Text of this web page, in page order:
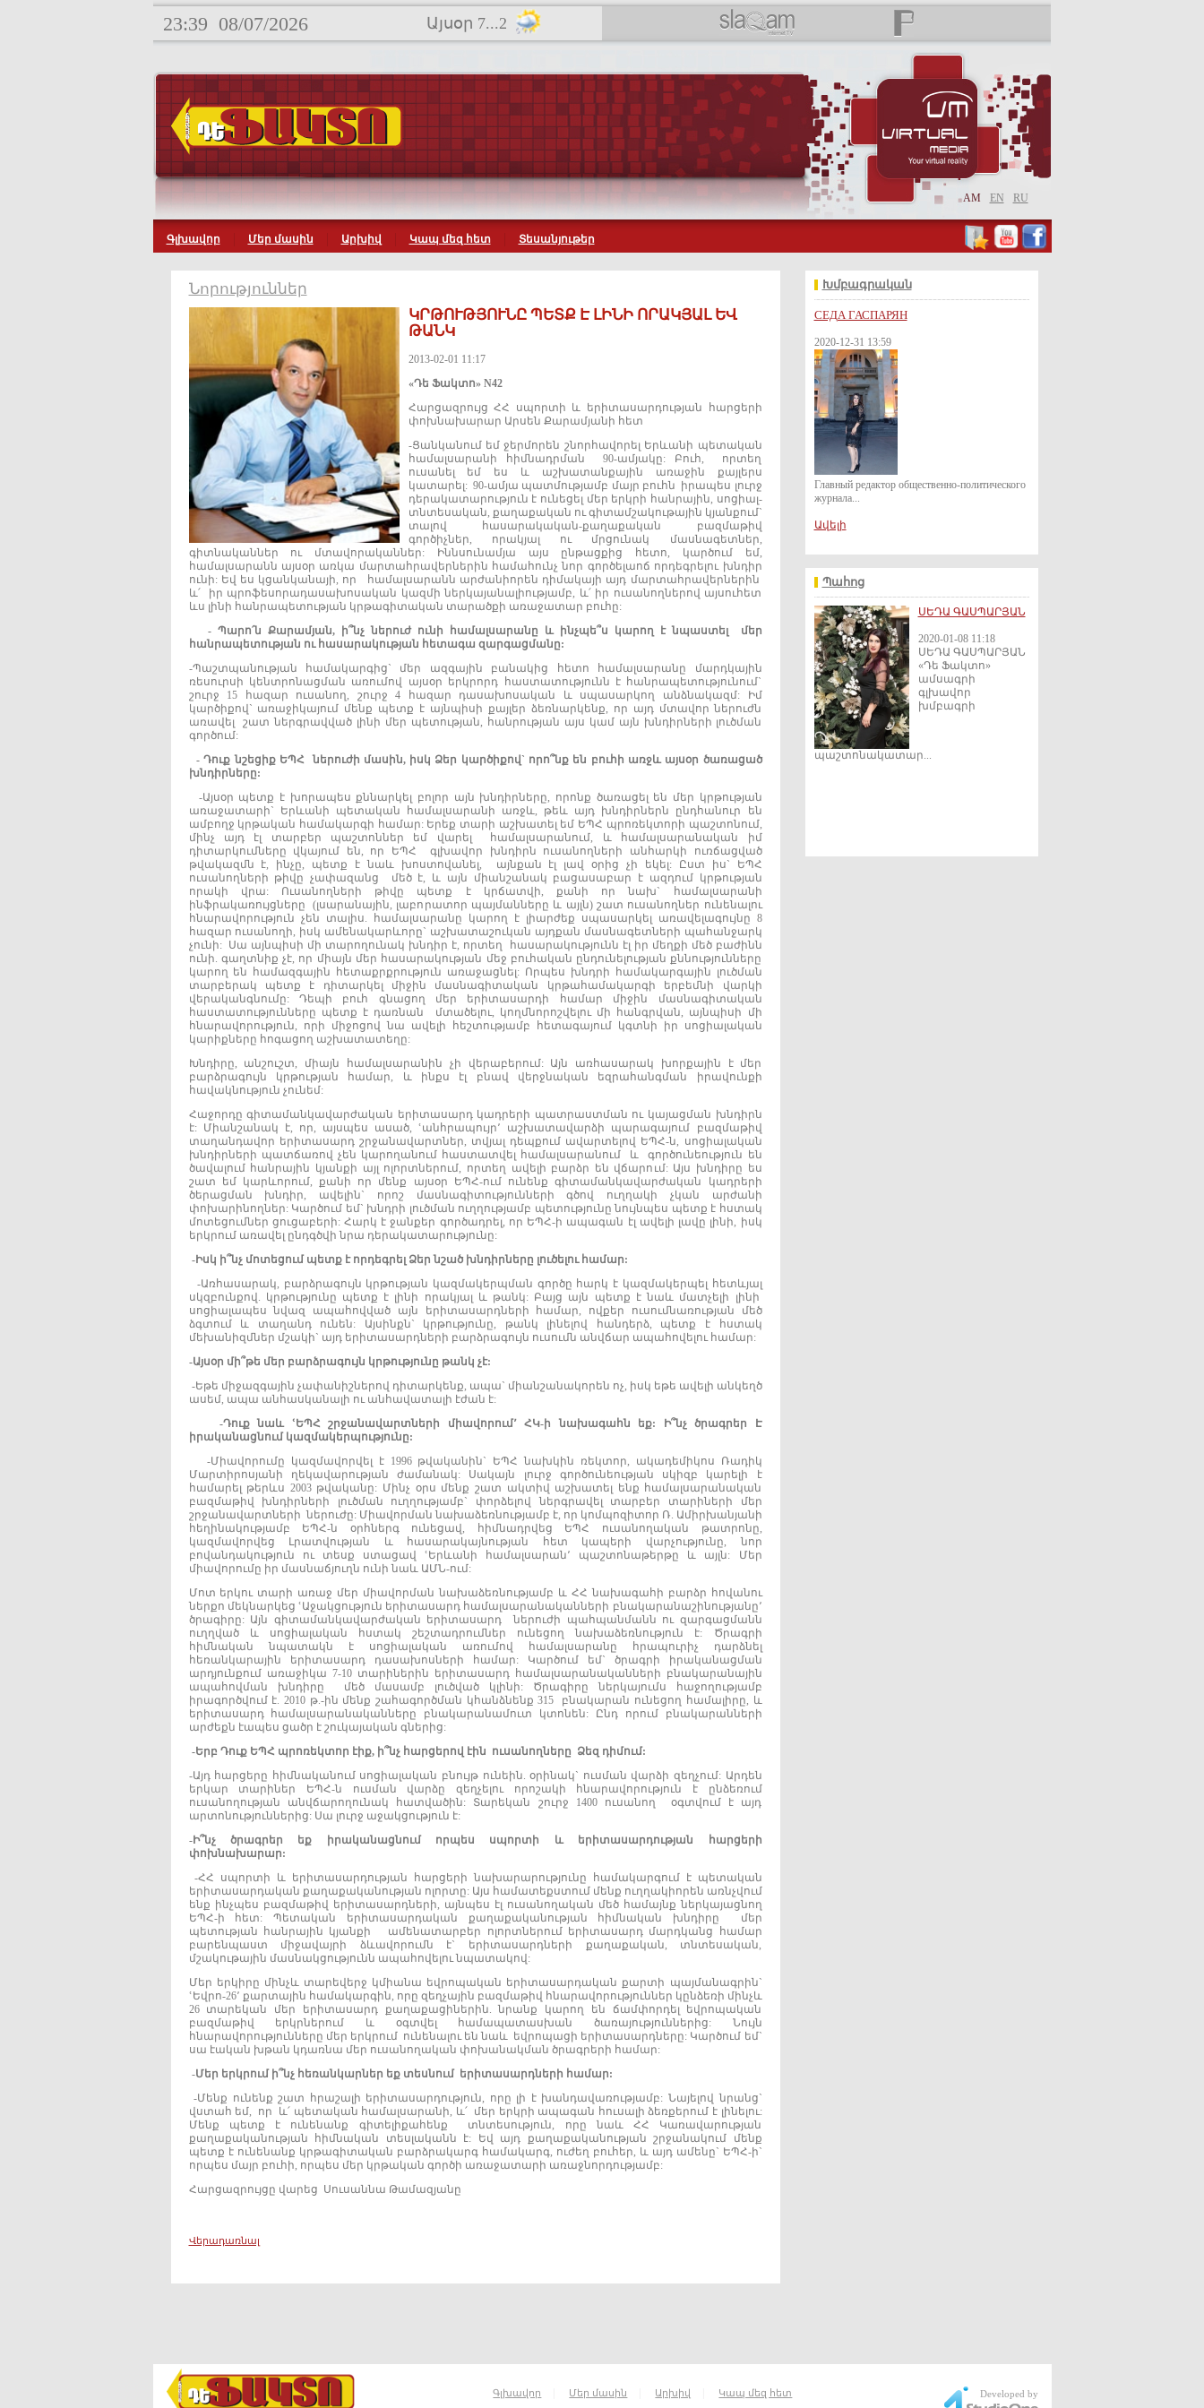
23:39 08/07/2026 Այսօր 7...2
AM EN RU
Գլխավոր Մեր մասին Արխիվ Կապ մեզ հետ Տեսանյութեր
Նորություններ
ԿՐԹՈՒԹՅՈՒՆԸ ՊԵՏՔ Է ԼԻՆԻ ՈՐԱԿՅԱԼ ԵՎ
ԹԱՆԿ
2013-02-01 11:17
«Դե Ֆակտո» N42
Հարցազրույց ՀՀ սպորտի և երիտասարդության հարցերի
փոխնախարար Արսեն Քարամյանի հետ
-Ցանկանում եմ ջերմորեն շնորհավորել Երևանի պետական
համալսարանի հիմնադրման 90-ամյակը: Բուհ, որտեղ
ուսանել եմ ես և աշխատանքային առաջին քայլերս
կատարել: 90-ամյա պատմությամբ մայր բուհն իրապես լուրջ
դերակատարություն է ունեցել մեր երկրի հանրային, սոցիալ-
տնտեսական, քաղաքական ու գիտամշակութային կյանքում`
տալով հասարակական-քաղաքական բազմաթիվ
գործիչներ, որակյալ ու մրցունակ մասնագետներ,
գիտնականներ ու մտավորականներ: Իննսունամյա այս ընթացքից հետո, կարծում եմ,
համալսարանն այսօր առկա մարտահրավերներին համահունչ նոր գործելաոճ որդեգրելու խնդիր
ունի: Եվ ես կցանկանայի, որ համալսարանն արժանիորեն դիմակայի այդ մարտահրավերներին
և՛ իր պրոֆեսորադասախոսական կազմի ներկայանալիությամբ, և՛ իր ուսանողներով այսուհետ
ևս լինի հանրապետության կրթագիտական տարածքի առաջատար բուհը:
- Պարո՛ն Քարամյան, ի՞նչներուժ ունի համալսարանը և ինչպե՞ս կարող էնպաստել
մեր
հանրապետության ու հասարակության հետագա զարգացմանը:
-Պաշտպանության համակարգից` մեր ազգային բանակից հետո համալսարանը մարդկային
ռեսուրսի կենտրոնացման առումով այսօր երկրորդ հաստատությունն է հանրապետությունում`
շուրջ 15 հազար ուսանող, շուրջ 4 հազար դասախոսական և սպասարկող անձնակազմ: Իմ
կարծիքով` առաջիկայում մենք պետք է այնպիսի քայլեր ձեռնարկենք, որ այդ մտավոր ներուժն
առավել շատ ներգրավված լինի մեր պետության, հանրության այս կամ այն խնդիրների լուծման
գործում:
-Դուքնշեցիք ԵՊՀներուժի մասին, իսկ Ձեր կարծիքով` որո՞նք են բուհի առջև այսօր ծառացած
խնդիրները:
-Այսօր պետք է խորապես քննարկել բոլոր այն խնդիրները, որոնք ծառացել են մեր կրթության
առաջատարի` Երևանի պետական համալսարանի առջև, թեև այդ խնդիրներն ընդհանուր են
ամբողջ կրթական համակարգի համար: Երեք տարի աշխատել եմ ԵՊՀ պրոռեկտորի պաշտոնում,
մինչ այդ էլ տարբեր պաշտոններ եմ վարել համալսարանում, և համալսարանական իմ
դիտարկումները վկայում են, որ ԵՊՀ գլխավոր խնդիրն ուսանողների անհարկի ուռճացված
թվակազմն է, ինչը, պետք է նաև խոստովանել, այնքան էլ լավ օրից չի եկել: Ըստ իս` ԵՊՀ
ուսանողների թիվը չափազանց մեծ է, և այն միանշանակ բացասաբար է ազդում կրթության
որակի վրա: Ուսանողների թիվը պետք է կրճատվի, քանի որ նախ` համալսարանի
ինֆրակառույցները (լսարանային, լաբորատոր պայմանները և այլն) շատ ուսանողներ ունենալու
հնարավորություն չեն տալիս. համալսարանը կարող է լիարժեք սպասարկել առավելագույնը 8
հազար ուսանողի, իսկ ամենակարևորը` աշխատաշուկան այդքան մասնագետների պահանջարկ
չունի: Սա այնպիսի մի տարողունակ խնդիր է, որտեղ հասարակությունն էլ իր մեղքի մեծ բաժինն
ունի. գաղտնիք չէ, որ միայն մեր հասարակության մեջ բուհական ընդունելության քննությունները
կարող են համազգային հետաքրքրություն առաջացնել: Որպես խնդրի համակարգային լուծման
տարբերակ պետք է դիտարկել միջին մասնագիտական կրթահամակարգի երբեմնի վարկի
վերականգնումը: Դեպի բուհ գնացող մեր երիտասարդի համար միջին մասնագիտական
հաստատությունները պետք է դառնան մտածելու, կողմնորոշվելու մի հանգրվան, այնպիսի մի
հնարավորություն, որի միջոցով նա ավելի հեշտությամբ հետագայում կգտնի իր սոցիալական
կարիքները հոգացող աշխատատեղը:
Խնդիրը, անշուշտ, միայն համալսարանին չի վերաբերում: Այն առհասարակ խորքային է մեր
բարձրագույն կրթության համար, և ինքս էլ բնավ վերջնական եզրահանգման իրավունքի
հավակնություն չունեմ:
Հաջորդը գիտամանկավարժական երիտասարդ կադրերի պատրաստման ու կայացման խնդիրն
է: Միանշանակ է, որ, այսպես ասած, ՙանհրապույր՚ աշխատավարձի պարագայում բազմաթիվ
տաղանդավոր երիտասարդ շրջանավարտներ, տվյալ դեպքում ավարտելով ԵՊՀ-ն, սոցիալական
խնդիրների պատճառով չեն կարողանում հաստատվել համալսարանում և գործունեություն են
ծավալում հանրային կյանքի այլ ոլորտներում, որտեղ ավելի բարձր են վճարում: Այս խնդիրը ես
շատ եմ կարևորում, քանի որ մենք այսօր ԵՊՀ-ում ունենք գիտամանկավարժական կադրերի
ծերացման խնդիր, ավելին` որոշ մասնագիտությունների գծով ուղղակի չկան արժանի
փոխարինողներ: Կարծում եմ` խնդրի լուծման ուղղությամբ պետությունը նույնպես պետք է հստակ
մոտեցումներ ցուցաբերի: Հարկ է ջանքեր գործադրել, որ ԵՊՀ-ի ապագան էլ ավելի լավը լինի, իսկ
երկրում առավել ընդգծվի նրա դերակատարությունը:
-Իսկ ի՞նչ մոտեցում պետք է որդեգրել Ձերնշած խնդիրները լուծելու համար:
-Առհասարակ, բարձրագույն կրթության կազմակերպման գործը հարկ է կազմակերպել հետևյալ
սկզբունքով. կրթությունը պետք է լինի որակյալ և թանկ: Բայց այն պետք է նաև մատչելի լինի
սոցիալապես նվազ ապահովված այն երիտասարդների համար, ովքեր ուսումնառության մեծ
ձգտում և տաղանդ ունեն: Այսինքն` կրթությունը, թանկ լինելով հանդերձ, պետք է հստակ
մեխանիզմներ մշակի` այդ երիտասարդների բարձրագույն ուսումն անվճար ապահովելու համար:
-Այսօր մի՞թե մեր բարձրագույն կրթությունը թանկ չէ:
-Եթե միջազգային չափանիշներով դիտարկենք, ապա` միանշանակորեն ոչ, իսկ եթե ավելի անկեղծ
ասեմ, ապա անհասկանալի ու անհավատալի էժան է:
-Դուքնաև ՙԵՊՀ շրջանավարտների միավորում՚ ՀԿ-ինախագահն եք: Ի՞նչ ծրագրեր
Է
իրականացնում կազմակերպությունը:
-Միավորումը կազմավորվել է 1996 թվականին` ԵՊՀ նախկին ռեկտոր, ակադեմիկոս Ռադիկ
Մարտիրոսյանի ղեկավարության ժամանակ: Սակայն լուրջ գործունեության սկիզբ կարելի է
համարել թերևս 2003 թվականը: Մինչ օրս մենք շատ ակտիվ աշխատել ենք համալսարանական
բազմաթիվ խնդիրների լուծման ուղղությամբ` փորձելով ներգրավել տարբեր տարիների մեր
շրջանավարտների ներուժը: Միավորման նախաձեռնությամբ է, որ կոմպոզիտոր Ռ. Ամիրխանյանի
հեղինակությամբ ԵՊՀ-ն օրհներգ ունեցավ, հիմնադրվեց ԵՊՀ ուսանողական թատրոնը,
կազմավորվեց Լրատվության և հասարակայնության հետ կապերի վարչությունը, նոր
բովանդակություն ու տեսք ստացավ ՙԵրևանի համալսարան՚ պաշտոնաթերթը և այլն: Մեր
միավորումը իր մասնաճյուղն ունի նաև ԱՄՆ-ում:
Մոտ երկու տարի առաջ մեր միավորման նախաձեռնությամբ և ՀՀ նախագահի բարձր հովանու
ներքո մեկնարկեց ՙԱջակցություն երիտասարդ համալսարանականների բնակարանաշինությանը՚
ծրագիրը: Այն գիտամանկավարժական երիտասարդ ներուժի պահպանմանն ու զարգացմանն
ուղղված և սոցիալական հստակ շեշտադրումներ ունեցող նախաձեռնություն է: Ծրագրի
հիմնական նպատակն է սոցիալական առումով համալսարանը հրապուրիչ դարձնել
հեռանկարային երիտասարդ դասախոսների համար: Կարծում եմ` ծրագրի իրականացման
արդյունքում առաջիկա 7-10 տարիներին երիտասարդ համալսարանականների բնակարանային
ապահովման խնդիրը մեծ մասամբ լուծված կլինի: Ծրագիրը ներկայումս հաջողությամբ
իրագործվում է. 2010 թ.-ին մենք շահագործման կհանձնենք 315 բնակարան ունեցող համալիրը, և
երիտասարդ համալսարանականները բնակարանամուտ կտոնեն: Ընդ որում բնակարանների
արժեքն էապես ցածր է շուկայական գներից:
-Երբ Դուք ԵՊՀ պրոռեկտոր էիք, ի՞նչ հարցերով էին ուսանողները Ձեզ դիմում:
-Այդ հարցերը հիմնականում սոցիալական բնույթ ունեին. օրինակ` ուսման վարձի զեղչում: Արդեն
երկար տարիներ ԵՊՀ-ն ուսման վարձը զեղչելու որոշակի հնարավորություն է ընձեռում
ուսանողության անվճարողունակ հատվածին: Տարեկան շուրջ 1400 ուսանող օգտվում է այդ
արտոնություններից: Սա լուրջ աջակցություն է:
-Ի՞նչ ծրագրեր եք իրականացնում որպես սպորտի և երիտասարդության
հարցերի
փոխնախարար:
-ՀՀ սպորտի և երիտասարդության հարցերի նախարարությունը համակարգում է պետական
երիտասարդական քաղաքականության ոլորտը: Այս համատեքստում մենք ուղղակիորեն առնչվում
ենք ինչպես բազմաթիվ երիտասարդների, այնպես էլ ուսանողական մեծ համայնք ներկայացնող
ԵՊՀ-ի հետ: Պետական երիտասարդական քաղաքականության հիմնական խնդիրը մեր
պետության հանրային կյանքի ամենատարբեր ոլորտներում երիտասարդ մարդկանց համար
բարենպաստ միջավայրի ձևավորումն է` երիտասարդների քաղաքական, տնտեսական,
մշակութային մասնակցությունն ապահովելու նպատակով:
Մեր երկիրը մինչև տարեվերջ կմիանա եվրոպական երիտասարդական քարտի պայմանագրին`
ՙԵվրո-26՚ քարտային համակարգին, որը զեղչային բազմաթիվ հնարավորություններ կընձեռի մինչև
26 տարեկան մեր երիտասարդ քաղաքացիներին. նրանք կարող են ճամփորդել եվրոպական
բազմաթիվ երկրներում և օգտվել համապատասխան ծառայություններից: Նույն
հնարավորությունները մեր երկրում ունենալու են նաև եվրոպացի երիտասարդները: Կարծում եմ`
սա էական խթան կդառնա մեր ուսանողական փոխանակման ծրագրերի համար:
-Մեր երկրում ի՞նչ հեռանկարներ եք տեսնում երիտասարդների համար:
-Մենք ունենք շատ հրաշալի երիտասարդություն, որը լի է խանդավառությամբ: Նայելով նրանց`
վստահ եմ, որ և՛ պետական համալսարանի, և՛ մեր երկրի ապագան հուսալի ձեռքերում է լինելու:
Մենք պետք է ունենանք գիտելիքահենք տնտեսություն, որը նաև ՀՀ Կառավարության
քաղաքականության հիմնական տեսլականն է: Եվ այդ քաղաքականության շրջանակում մենք
պետք է ունենանք կրթագիտական բարձրակարգ համակարգ, ուժեղ բուհեր, և այդ ամենը` ԵՊՀ-ի`
որպես մայր բուհի, որպես մեր կրթական գործի առաջատարի առաջնորդությամբ:
Հարցազրույցը վարեց Սուսաննա Թամազյանը
Վերադառնալ
Խմբագրական
СЕДА ГАСПАРЯН
2020-12-31 13:59
Главный редактор общественно-политического
журнала...
Ավելի
Պահոց
ՍԵԴԱ ԳԱՍՊԱՐՅԱՆ
2020-01-08 11:18
ՍԵԴԱ ԳԱՍՊԱՐՅԱՆ
«Դե Ֆակտո»
ամսագրի
գլխավոր
խմբագրի
պաշտոնակատար...
Գլխավոր Մեր մասին Արխիվ Կապ մեզ հետ Developed by